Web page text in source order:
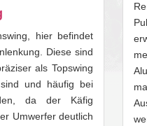
hier befindet
Diese sind
als Topswing
und häufig bei
da der Käfig
Umwerfer deutlich